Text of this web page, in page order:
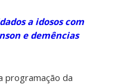
a idosos com
e demências
programação da